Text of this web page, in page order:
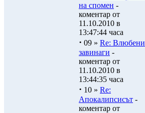
на спомен -
коментар от
11.10.2010 в
13:47:44 часа
· 09 » Re: Влюбени
завинаги -
коментар от
11.10.2010 в
13:44:35 часа
· 10 » Re:
Апокалипсисът -
коментар от